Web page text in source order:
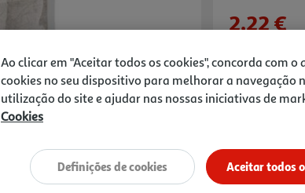
Next
2,22 €
Notas de
Ao clicar em "Aceitar todos os cookies", concorda com
cookies no seu dispositivo para melhorar a navegação
utilização do site e ajudar nas nossas iniciativas de
Cookies
Aceitar todos
Definições de cookies